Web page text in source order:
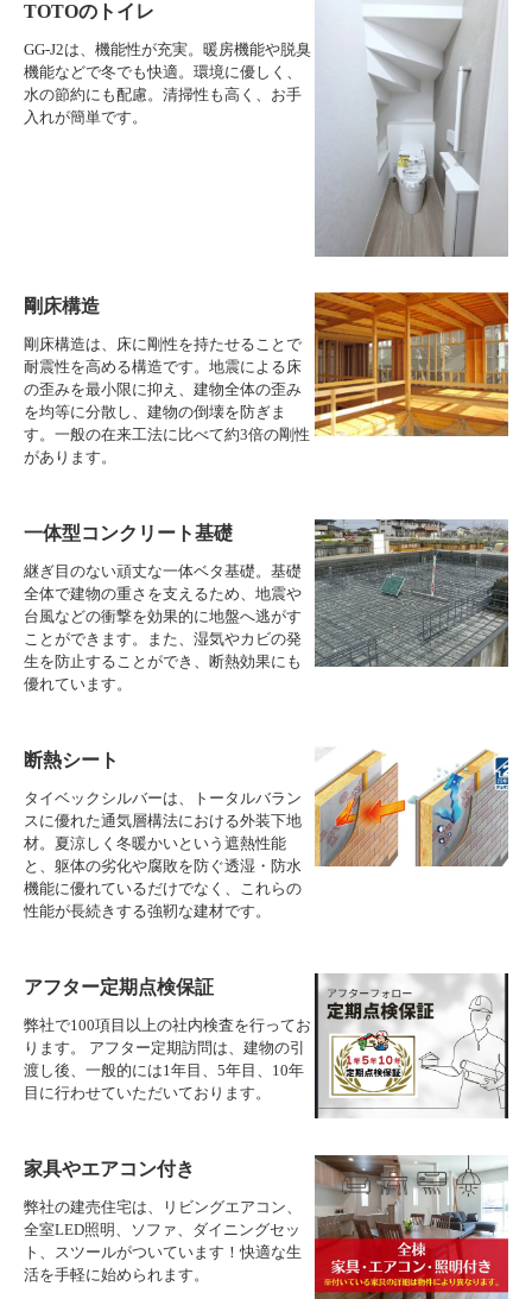
TOTOのトイレ
GG-J2は、機能性が充実。暖房機能や脱臭
機能などで冬でも快適。環境に優しく、
水の節約にも配慮。清掃性も高く、お手
入れが簡単です。
剛床構造
剛床構造は、床に剛性を持たせることで
耐震性を高める構造です。地震による床
の歪みを最小限に抑え、建物全体の歪み
を均等に分散し、建物の倒壊を防ぎま
す。一般の在来工法に比べて約3倍の剛性
があります。
一体型コンクリート基礎
継ぎ目のない頑丈な一体ベタ基礎。基礎
全体で建物の重さを支えるため、地震や
台風などの衝撃を効果的に地盤へ逃がす
ことができます。また、湿気やカビの発
生を防止することができ、断熱効果にも
優れています。
断熱シート
タイベックシルバーは、トータルバラン
スに優れた通気層構法における外装下地
材。夏涼しく冬暖かいという遮熱性能
と、躯体の劣化や腐敗を防ぐ透湿・防水
機能に優れているだけでなく、これらの
性能が長続きする強靭な建材です。
アフター定期点検保証
弊社で100項目以上の社内検査を行ってお
ります。 アフター定期訪問は、建物の引
渡し後、一般的には1年目、5年目、10年
目に行わせていただいております。
家具やエアコン付き
弊社の建売住宅は、リビングエアコン、
全室LED照明、ソファ、ダイニングセッ
ト、スツールがついています！快適な生
活を手軽に始められます。